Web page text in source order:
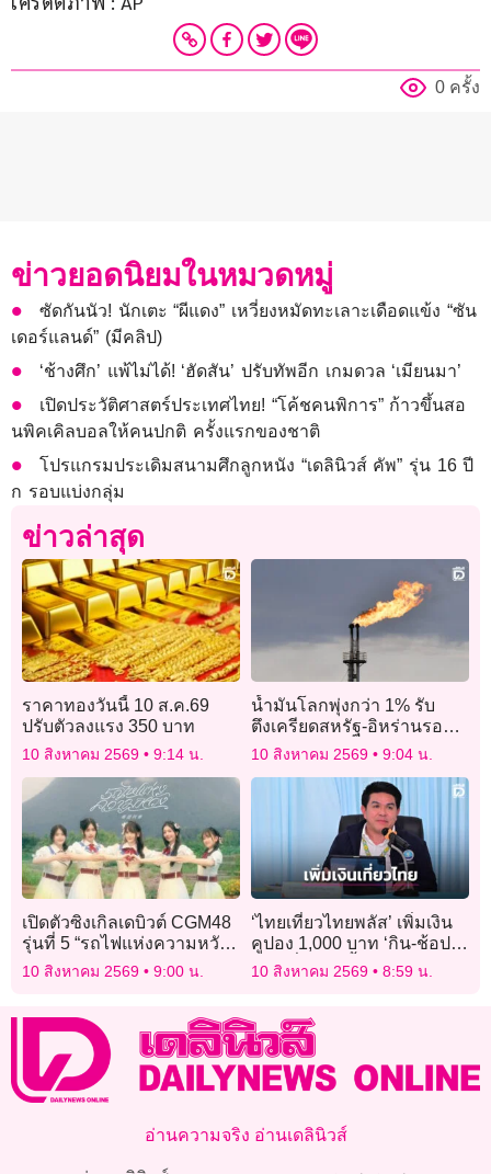
0 ครั้ง
ข่าวยอดนิยมในหมวดหมู่
ซัดกันนัว! นักเตะ “ผีแดง” เหวี่ยงหมัดทะเลาะเดือดแข้ง “ซัน
เดอร์แลนด์” (มีคลิป)
‘ช้างศึก’ แพ้ไม่ได้! ‘ฮัดสัน’ ปรับทัพอีก เกมดวล ‘เมียนมา’
เปิดประวัติศาสตร์ประเทศไทย! “โค้ชคนพิการ” ก้าวขึ้นสอ
นพิคเคิลบอลให้คนปกติ ครั้งแรกของชาติ
โปรแกรมประเดิมสนามศึกลูกหนัง “เดลินิวส์ คัพ” รุ่น 16 ปี
ก รอบแบ่งกลุ่ม
ข่าวล่าสุด
ราคาทองวันนี้ 10 ส.ค.69
ปรับตัวลงแรง 350 บาท
10 สิงหาคม 2569 9:14 น.
น้ำมันโลกพุ่งกว่า 1% รับ
ตึงเครียดสหรัฐ-อิหร่านรอบ
ใหม่
10 สิงหาคม 2569 9:04 น.
เปิดตัวซิงเกิลเดบิวต์ CGM48
รุ่นที่ 5 “รถไฟแห่งความหวัง”
แฟนคลับส่งกำลังใจแน่น
10 สิงหาคม 2569 9:00 น.
‘ไทยเที่ยวไทยพลัส’ เพิ่มเงิน
คูปอง 1,000 บาท ‘กิน-ช้อป’
คาดเริ่ม ก.ย.นี้
10 สิงหาคม 2569 8:59 น.
อ่านความจริง อ่านเดลินิวส์